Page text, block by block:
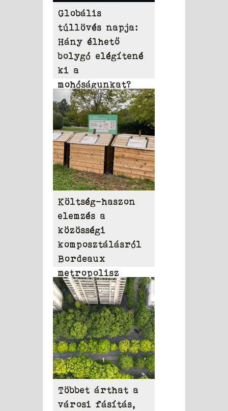
Globális
túllövés napja:
Hány élhető
bolygó elégítené
ki a
mohóságunkat?
Költség-haszon
elemzés a
közösségi
komposztálásról
Bordeaux
metropolisz
területén
Többet árthat a
városi fásítás,